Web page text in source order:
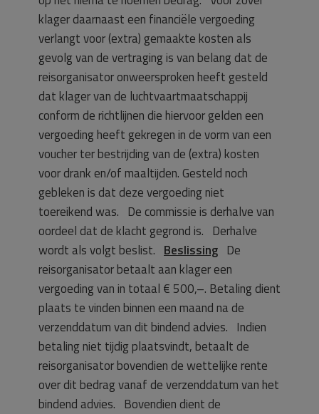
klager daarnaast een financiële vergoeding
verlangt voor (extra) gemaakte kosten als
gevolg van de vertraging is van belang dat de
reisorganisator onweersproken heeft gesteld
dat klager van de luchtvaartmaatschappij
conform de richtlijnen die hiervoor gelden een
vergoeding heeft gekregen in de vorm van een
voucher ter bestrijding van de (extra) kosten
voor drank en/of maaltijden. Gesteld noch
gebleken is dat deze vergoeding niet
toereikend was. De commissie is derhalve van
oordeel dat de klacht gegrond is. Derhalve
wordt als volgt beslist. Beslissing De
reisorganisator betaalt aan klager een
vergoeding van in totaal € 500,–. Betaling dient
plaats te vinden binnen een maand na de
verzenddatum van dit bindend advies. Indien
betaling niet tijdig plaatsvindt, betaalt de
reisorganisator bovendien de wettelijke rente
over dit bedrag vanaf de verzenddatum van het
bindend advies. Bovendien dient de